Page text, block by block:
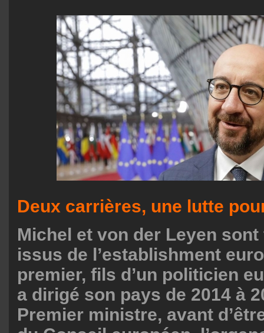
Deux carrières, une lutte
Michel et von der Leyen
issus de l’establishment
premier, fils d’un politicien
a dirigé son pays de 2014 à
Premier ministre, avant